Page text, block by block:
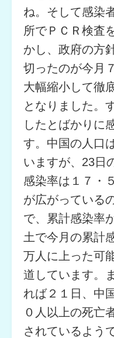
ね。そして感染
所でＰＣＲ検査
かし、政府の方
切ったのが今月
大幅縮小して徹
となりました。
したとばかりに
す。中国の人口
いますが、23日
感染率は１７・
が広がっている
で、累計感染率
土で今月の累計
万人に上った可
道しています。
れば２１日、中
０人以上の死亡
されているよう